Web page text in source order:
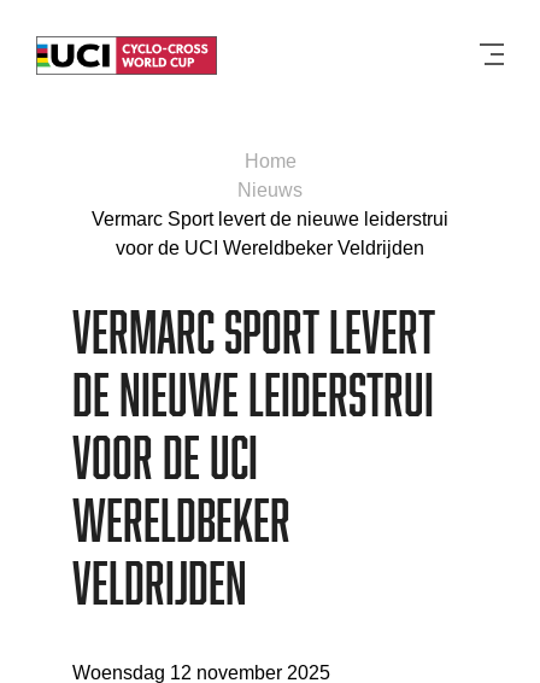
Home
Nieuws
Vermarc Sport levert de nieuwe leiderstrui
voor de UCI Wereldbeker Veldrijden
Vermarc Sport levert
de nieuwe leiderstrui
voor de UCI
Wereldbeker
Veldrijden
Woensdag 12 november 2025